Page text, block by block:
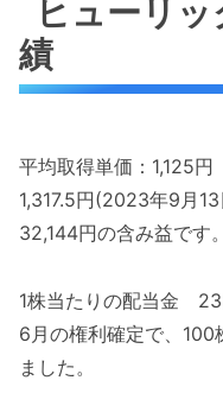
ヒューリ
績
平均取得単価：1,125
1,317.5円(2023年9月
32,144円の含み益です。
1株当たりの配当金 23
6月の権利確定で、
ました。